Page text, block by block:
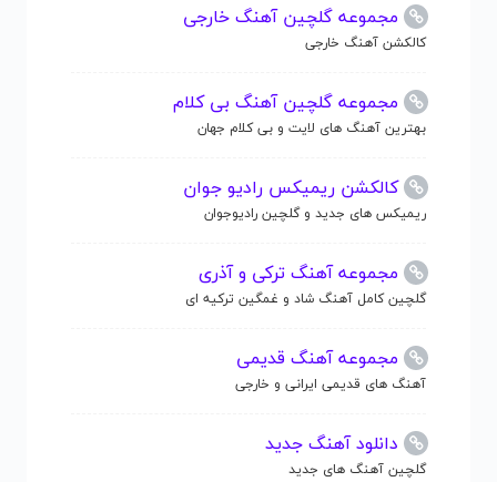
مجموعه گلچین آهنگ خارجی
کالکشن آهنگ خارجی
مجموعه گلچین آهنگ بی کلام
بهترین آهنگ های لایت و بی کلام جهان
کالکشن ریمیکس رادیو جوان
ریمیکس های جدید و گلچین رادیوجوان
مجموعه آهنگ ترکی و آذری
گلچین کامل آهنگ شاد و غمگین ترکیه ای
مجموعه آهنگ قدیمی
آهنگ های قدیمی ایرانی و خارجی
دانلود آهنگ جدید
گلچین آهنگ های جدید